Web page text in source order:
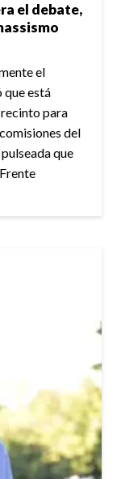
el debate,
el
que está
para
del
que